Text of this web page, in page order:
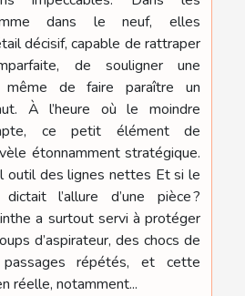
dans le neuf, elles
décisif, capable de rattraper
de souligner une
même de faire paraître un
À l’heure où le moindre
ce petit élément de
étonnamment stratégique.
outil des lignes nettes Et si le
l’allure d’une pièce ?
a surtout servi à protéger
d’aspirateur, des chocs de
répétés, et cette
réelle, notamment...